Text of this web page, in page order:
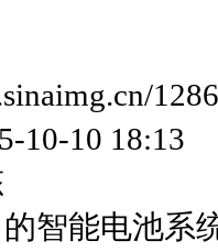
10-10 18:13
的智能电池